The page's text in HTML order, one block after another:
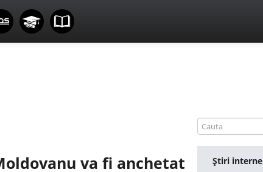
va fi anchetat
Ştiri interne